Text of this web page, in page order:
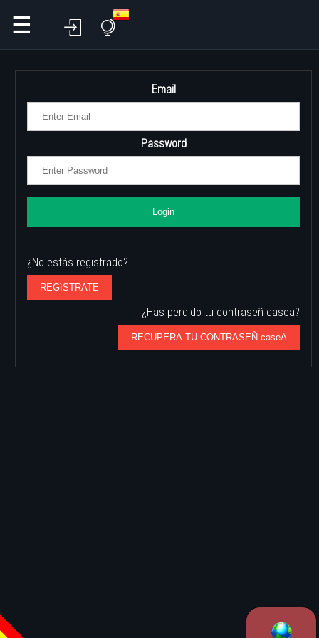
☰
Email
Password
Login
¿No estás registrado?
REGìSTRATE
¿Has perdido tu contraseñ casea?
RECUPERA TU CONTRASEÑ caseA